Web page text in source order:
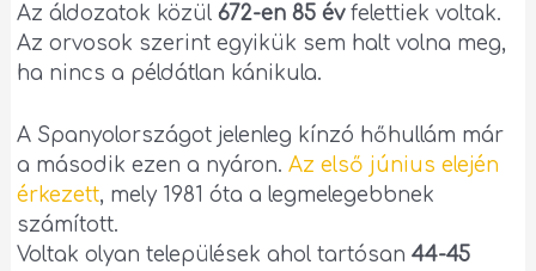
Az áldozatok közül672-en 85 évfelettiek voltak.
Az orvosok szerint egyikük sem halt volna meg,
ha nincs a példátlan kánikula.
A Spanyolországot jelenleg kínzó hőhullám már
a második ezen a nyáron.Az első június elején
érkezett, mely 1981 óta a legmelegebbnek
számított.
Voltak olyan települések ahol tartósan44-45